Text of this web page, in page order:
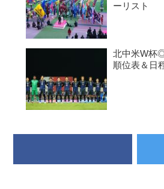
ーリスト
北中米W杯
順位表＆日